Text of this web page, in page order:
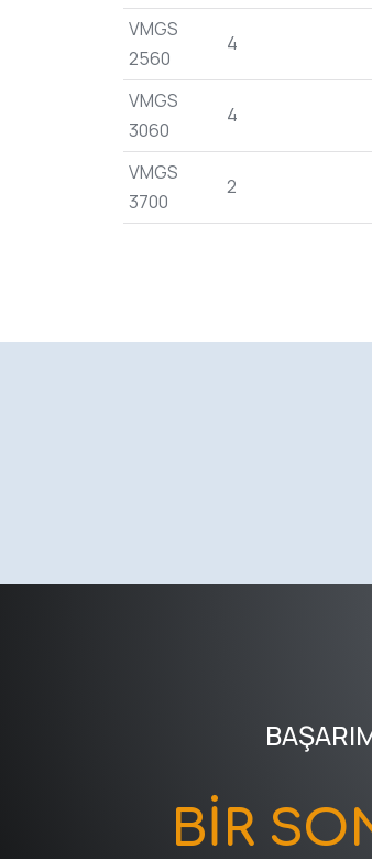
VMGS
2560
4
VMGS
3060
4
VMGS
3700
2
BİR